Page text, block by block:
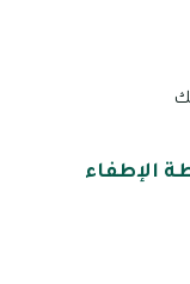
الإطفاء